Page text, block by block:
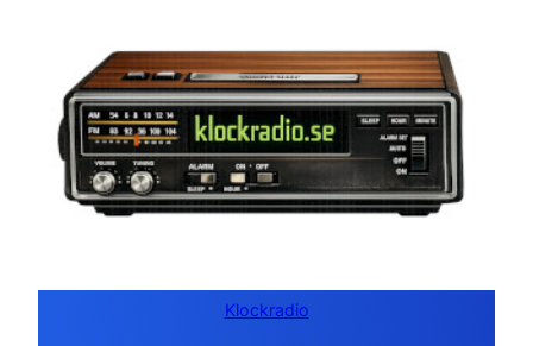
Klockradio